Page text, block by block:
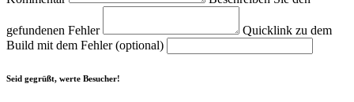
gefundenen Fehler
Quicklink zu dem
Build mit dem Fehler (optional)
Seid gegrüßt, werte Besucher!